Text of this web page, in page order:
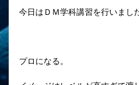
今日はＤＭ学科講習を行いました
プロになる。